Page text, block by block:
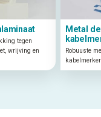
tegen
wrijving en
Metal
Robuuste